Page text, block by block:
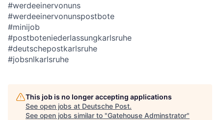
#werdeeinervonuns
#werdeeinervonunspostbote
#minijob
#postboteniederlassungkarlsruhe
#deutschepostkarlsruhe
#jobsnlkarlsruhe
This job is no longer accepting applications
See open jobs at Deutsche Post.
See open jobs similar to "Gatehouse Adminstrator"